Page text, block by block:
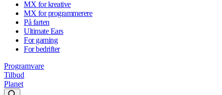
MX for kreative
MX for programmerere
På farten
Ultimate Ears
For gaming
For bedrifter
Programvare
Tilbud
Planet